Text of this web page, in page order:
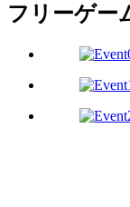
フリーゲー